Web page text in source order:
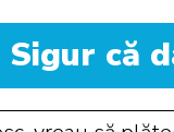
Sigur că